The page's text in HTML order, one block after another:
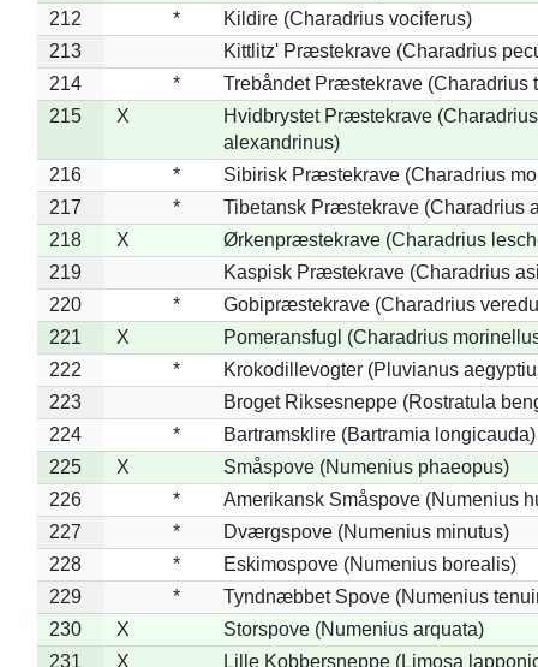
212
*
Kildire (Charadrius vociferus)
213
Kittlitz' Præstekrave (Charadrius
214
*
Trebåndet Præstekrave (Charadrius
215
X
Hvidbrystet Præstekrave (Charadrius
alexandrinus)
216
*
Sibirisk Præstekrave (Charadrius
217
*
Tibetansk Præstekrave (Charadrius
218
X
Ørkenpræstekrave (Charadrius
219
Kaspisk Præstekrave (Charadrius
220
*
Gobipræstekrave (Charadrius
221
X
Pomeransfugl (Charadrius
222
*
Krokodillevogter (Pluvianus
223
Broget Riksesneppe (Rostratula
224
*
Bartramsklire (Bartramia longicauda)
225
X
Småspove (Numenius phaeopus)
226
*
Amerikansk Småspove (Numenius
227
*
Dværgspove (Numenius minutus)
228
*
Eskimospove (Numenius borealis)
229
*
Tyndnæbbet Spove (Numenius
230
X
Storspove (Numenius arquata)
231
X Lille Kobbersneppe (Limosa